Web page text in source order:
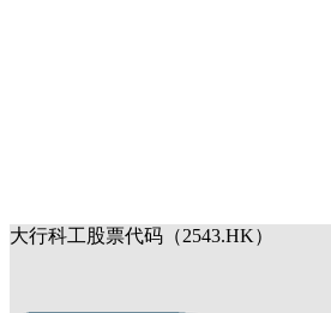
大行科工股票代码（2543.HK）